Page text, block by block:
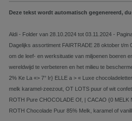
Deze tekst wordt automatisch gegenereerd,
Aldi - Folder van 28.10.2024 tot 03.11.2024 -
Dagelijks assortiment FAIRTRADE 28 oktober t/m
om de leef- en werksituatie van miljoenen boeren
wereldwijd te verbeteren en het milieu te
2% Ke La «> 7° Ir} ELLE a > « Luxe
melk karamel-zeezout, OT LOTS puur of wit
ROTH Pure CHOCOLADE Of, | CACAO {0 MELK
ROTH Chocolade Puur 85% Melk, karamel of